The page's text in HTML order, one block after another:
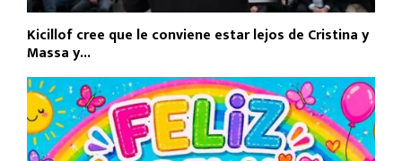
Kicillof cree que le conviene estar lejos de Cristina y
Massa y...